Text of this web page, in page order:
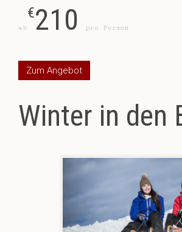
ab
€210 pro Person
Zum Angebot
Winter in den